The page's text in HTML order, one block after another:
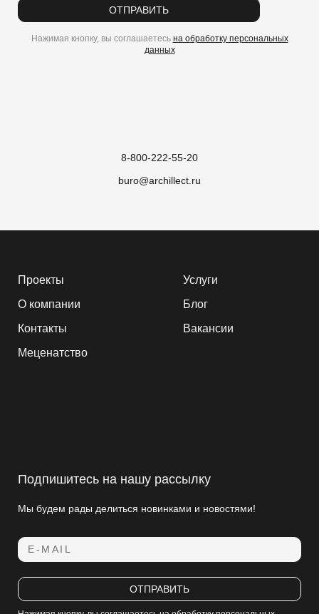
8-800-222-55-20
buro@archillect.ru
ОТПРАВИТЬ
Нажимая кнопку, вы соглашаетесь на обработку персональных
данных
Подпишитесь на нашу рассылку
Мы будем рады делиться новинками и новостями!
E-MAIL
ОТПРАВИТЬ
Проекты
Услуги
О компании
Блог
Контакты
Вакансии
Меценатство